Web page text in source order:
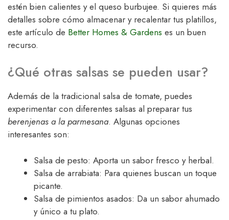
estén bien calientes y el queso burbujee. Si quieres más
detalles sobre cómo almacenar y recalentar tus platillos,
este artículo de Better Homes & Gardens es un buen
recurso.
¿Qué otras salsas se pueden usar?
Además de la tradicional salsa de tomate, puedes
experimentar con diferentes salsas al preparar tus
berenjenas a la parmesana. Algunas opciones
interesantes son:
Salsa de pesto: Aporta un sabor fresco y herbal.
Salsa de arrabiata: Para quienes buscan un toque
picante.
Salsa de pimientos asados: Da un sabor ahumado
y único a tu plato.